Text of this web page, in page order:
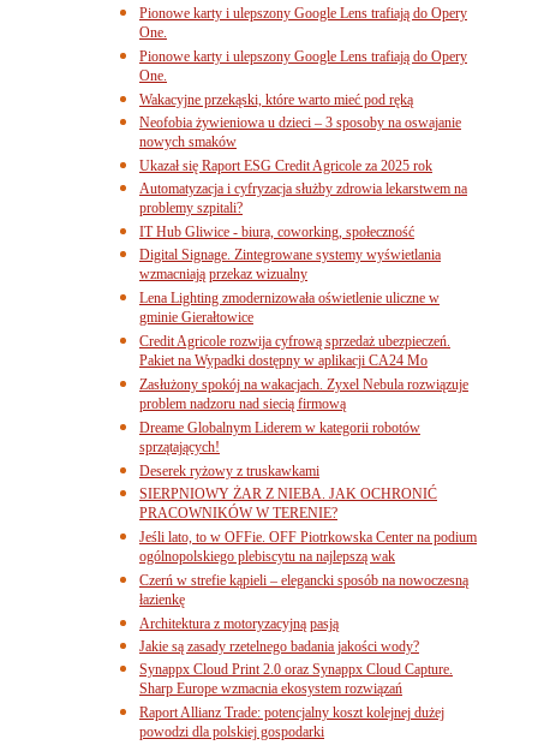
Pionowe karty i ulepszony Google Lens trafiają do Opery
One.
Pionowe karty i ulepszony Google Lens trafiają do Opery
One.
Wakacyjne przekąski, które warto mieć pod ręką
Neofobia żywieniowa u dzieci – 3 sposoby na oswajanie
nowych smaków
Ukazał się Raport ESG Credit Agricole za 2025 rok
Automatyzacja i cyfryzacja służby zdrowia lekarstwem na
problemy szpitali?
IT Hub Gliwice - biura, coworking, społeczność
Digital Signage. Zintegrowane systemy wyświetlania
wzmacniają przekaz wizualny
Lena Lighting zmodernizowała oświetlenie uliczne w
gminie Gierałtowice
Credit Agricole rozwija cyfrową sprzedaż ubezpieczeń.
Pakiet na Wypadki dostępny w aplikacji CA24 Mo
Zasłużony spokój na wakacjach. Zyxel Nebula rozwiązuje
problem nadzoru nad siecią firmową
Dreame Globalnym Liderem w kategorii robotów
sprzątających!
Deserek ryżowy z truskawkami
SIERPNIOWY ŻAR Z NIEBA. JAK OCHRONIĆ
PRACOWNIKÓW W TERENIE?
Jeśli lato, to w OFFie. OFF Piotrkowska Center na podium
ogólnopolskiego plebiscytu na najlepszą wak
Czerń w strefie kąpieli – elegancki sposób na nowoczesną
łazienkę
Architektura z motoryzacyjną pasją
Jakie są zasady rzetelnego badania jakości wody?
Synappx Cloud Print 2.0 oraz Synappx Cloud Capture.
Sharp Europe wzmacnia ekosystem rozwiązań
Raport Allianz Trade: potencjalny koszt kolejnej dużej
powodzi dla polskiej gospodarki